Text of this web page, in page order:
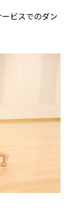
ビスでのダン